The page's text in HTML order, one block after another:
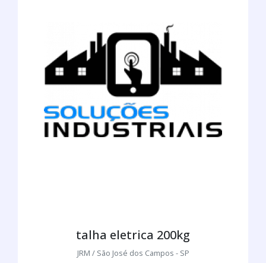
talha eletrica 200kg
JRM / São José dos Campos - SP